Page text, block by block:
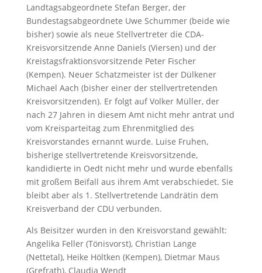
Landtagsabgeordnete Stefan Berger, der
Bundestagsabgeordnete Uwe Schummer (beide wie
bisher) sowie als neue Stellvertreter die CDA-
Kreisvorsitzende Anne Daniels (Viersen) und der
Kreistagsfraktionsvorsitzende Peter Fischer
(Kempen). Neuer Schatzmeister ist der Dülkener
Michael Aach (bisher einer der stellvertretenden
Kreisvorsitzenden). Er folgt auf Volker Müller, der
nach 27 Jahren in diesem Amt nicht mehr antrat und
vom Kreisparteitag zum Ehrenmitglied des
Kreisvorstandes ernannt wurde. Luise Fruhen,
bisherige stellvertretende Kreisvorsitzende,
kandidierte in Oedt nicht mehr und wurde ebenfalls
mit großem Beifall aus ihrem Amt verabschiedet. Sie
bleibt aber als 1. Stellvertretende Landrätin dem
Kreisverband der CDU verbunden.
Als Beisitzer wurden in den Kreisvorstand gewählt:
Angelika Feller (Tönisvorst), Christian Lange
(Nettetal), Heike Höltken (Kempen), Dietmar Maus
(Grefrath), Claudia Wendt